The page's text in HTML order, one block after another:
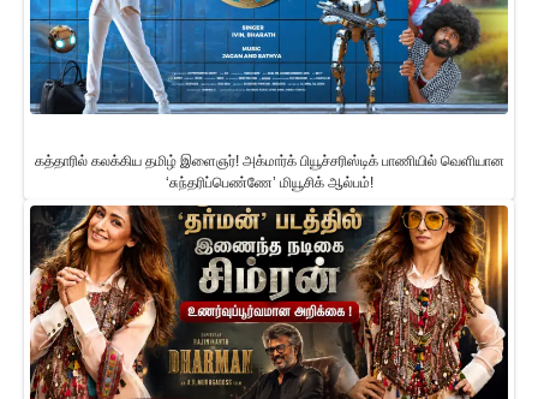
கத்தாரில் கலக்கிய தமிழ் இளைஞர்! அக்மார்க் பியூச்சரிஸ்டிக் பாணியில் வெளியான
‘சுந்தரிப்பெண்ணே’ மியூசிக் ஆல்பம்!